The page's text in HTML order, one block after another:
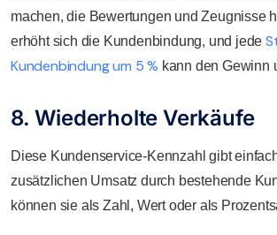
machen, die Bewertungen und Zeugnisse
erhöht sich die Kundenbindung, und jede
Kundenbindung um 5 % kann den Gewinn
8. Wiederholte Verkäufe
Diese Kundenservice-Kennzahl gibt
zusätzlichen Umsatz durch bestehende
können sie als Zahl, Wert oder als